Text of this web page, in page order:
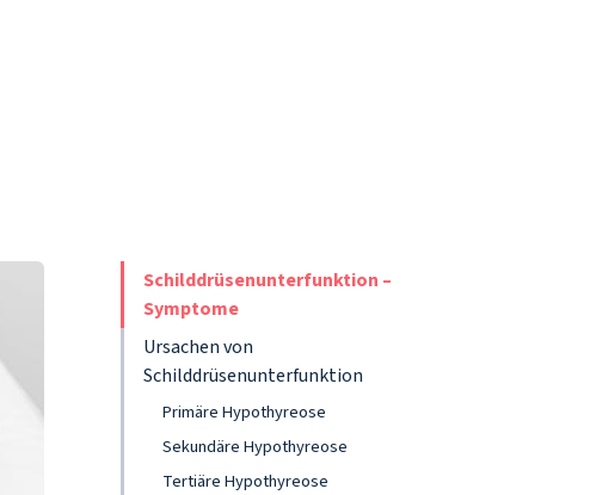
Schilddrüsenunterfunktion –
Symptome
Ursachen von
Schilddrüsenunterfunktion
Primäre Hypothyreose
Sekundäre Hypothyreose
Tertiäre Hypothyreose